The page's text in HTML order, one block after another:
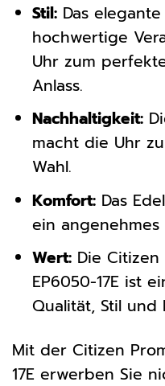
Stil:Das
hochwertige
Uhr zum
Anlass.
Nachhaltigkeit:
macht die Uhr
Wahl.
Komfort:Das
ein angenehmes
Wert:Die Citizen
EP6050-17E ist
Qualität, Stil und
Mit der Citizen
17E erwerben Sie